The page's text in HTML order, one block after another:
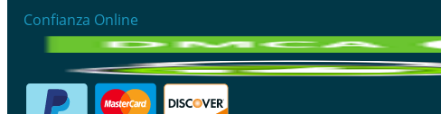
Confianza Online